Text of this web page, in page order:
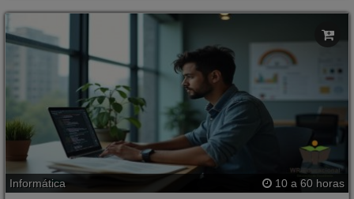
Informática 10 a 60 horas